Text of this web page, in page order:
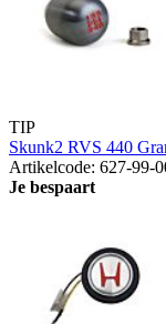
TIP
Skunk2 RVS 440
Artikelcode: 627-99-
Je bespaart